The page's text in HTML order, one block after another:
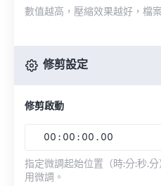
數值越高，壓縮效果越好，檔
修剪設定
修剪啟動
00 : 00 : 00 . 00
指定微調起始位置（時:分:秒.
用微調。